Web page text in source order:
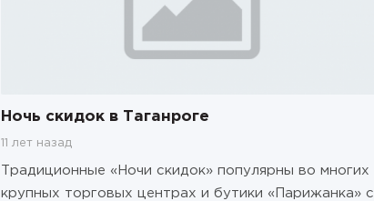
Ночь скидок в Таганроге
11 лет назад
Традиционные «Ночи скидок» популярны во многих
крупных торговых центрах и бутики «Парижанка» с